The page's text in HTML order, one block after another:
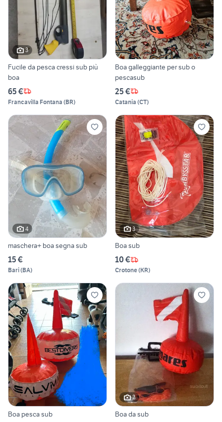
3
Fucile da pesca cressi sub più
boa
65 €
Francavilla Fontana (BR)
Boa galleggiante per sub o
pescasub
25 €
Catania (CT)
4
maschera+ boa segna sub
15 €
Bari(BA)
3
Boa sub
10 €
Crotone(KR)
Boa pesca sub
2
Boa da sub